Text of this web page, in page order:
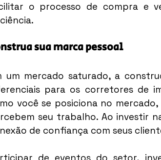
o processo de compra e
sua marca pessoal
um mercado saturado, a
para os corretores de
você se posiciona no
seu trabalho. Ao investir
de confiança com seus